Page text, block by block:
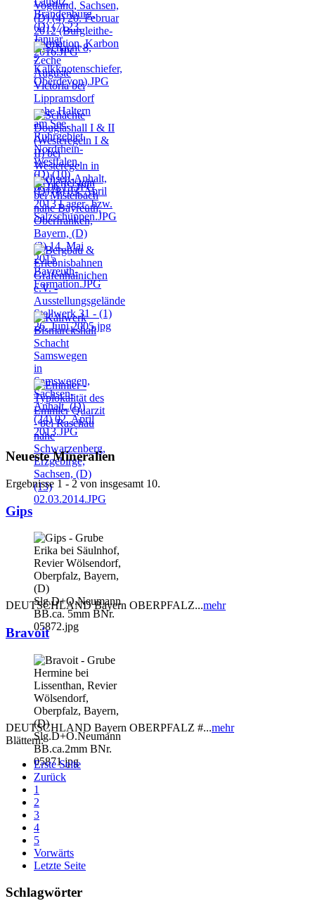
Neueste Mineralien
Ergebnisse 1 - 2 von insgesamt 10.
Gips
DEUTSCHLAND Bayern OBERPFALZ...mehr
Bravoit
DEUTSCHLAND Bayern OBERPFALZ #...mehr
Blättern:
Erste Seite
Zurück
1
2
3
4
5
Vorwärts
Letzte Seite
Schlagwörter